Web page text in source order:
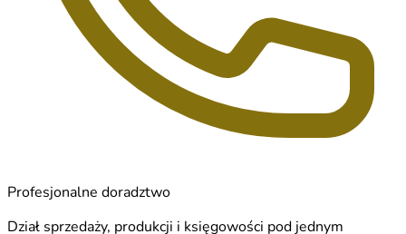
Profesjonalne doradztwo
Dział sprzedaży, produkcji i księgowości pod jednym